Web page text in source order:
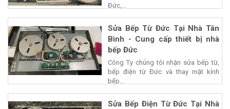
Đức,...
Sửa Bếp Từ Đức Tại Nhà Tân
Bình - Cung cấp thiết bị nhà
bếp Đức
Công Ty chúng tôi nhận sửa bếp từ,
bếp điện từ Đức và thay mặt kính
bếp...
Sửa Bếp Điện Từ Đức Tại Nhà